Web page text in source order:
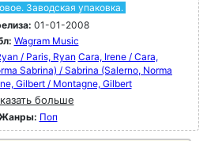
Заводская упаковка.
01-01-2008
Wagram Music
/ Paris, Ryan Cara, Irene / Cara,
Sabrina) / Sabrina (Salerno, Norma
Gilbert / Montagne, Gilbert
больше
Поп